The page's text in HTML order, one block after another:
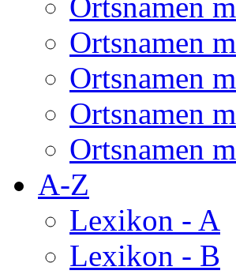
Ortsnamen
Ortsnamen
Ortsnamen
Ortsnamen
A-Z
Lexikon - A
Lexikon - B